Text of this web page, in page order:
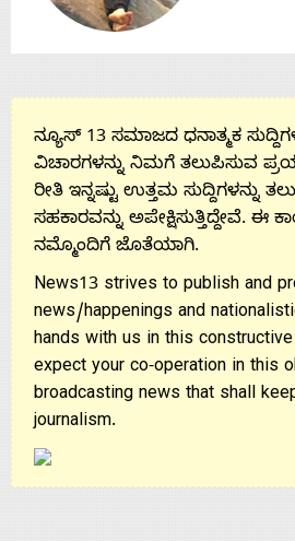
ನ್ಯೂಸ್ 13 ಸಮಾಜದ ಧನಾತ್ಮಕ
ವಿಚಾರಗಳನ್ನು ನಿಮಗೆ ತಲುಪಿಸುವ
ರೀತಿ ಇನ್ನಷ್ಟು ಉತ್ತಮ ಸುದ್ದಿಗಳನ್ನು
ಸಹಕಾರವನ್ನು ಅಪೇಕ್ಷಿಸುತ್ತಿದ್ದೇವೆ. ಈ
ನಮ್ಮೊಂದಿಗೆ ಜೊತೆಯಾಗಿ.
News13 strives to publish and
news/happenings and
hands with us in this
expect your co-operation in this
broadcasting news that shall
journalism.